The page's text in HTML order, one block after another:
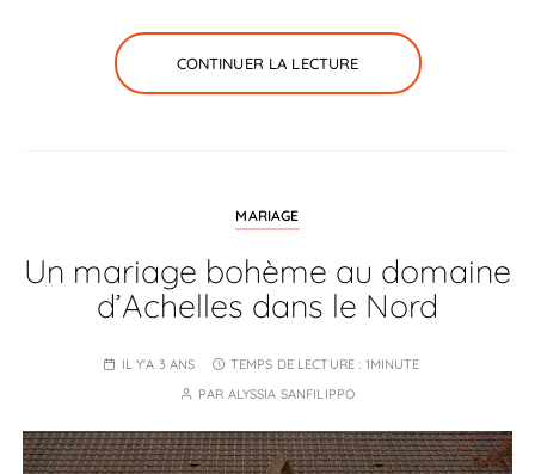
CONTINUER LA LECTURE
MARIAGE
Un mariage bohème au domaine
d’Achelles dans le Nord
IL Y'A 3 ANS TEMPS DE LECTURE : 1MINUTE
PAR ALYSSIA SANFILIPPO